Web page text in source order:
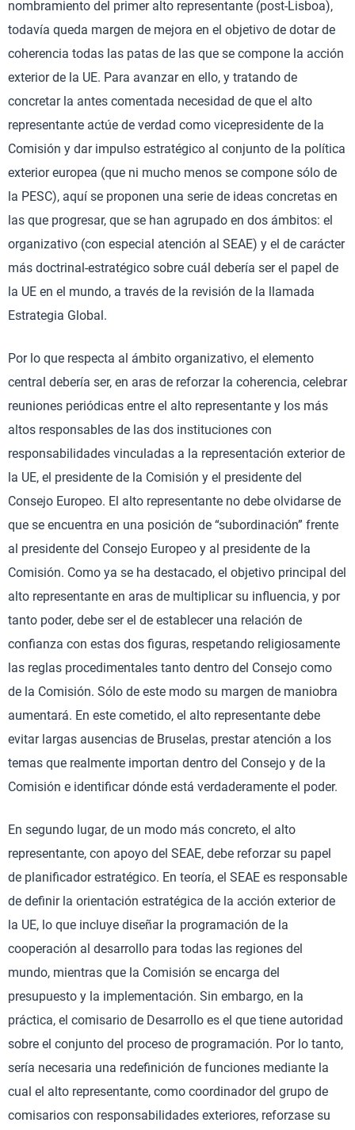
nombramiento del primer alto representante (post-Lisboa),
todavía queda margen de mejora en el objetivo de dotar de
coherencia todas las patas de las que se compone la acción
exterior de la UE. Para avanzar en ello, y tratando de
concretar la antes comentada necesidad de que el alto
representante actúe de verdad como vicepresidente de la
Comisión y dar impulso estratégico al conjunto de la política
exterior europea (que ni mucho menos se compone sólo de
la PESC), aquí se proponen una serie de ideas concretas en
las que progresar, que se han agrupado en dos ámbitos: el
organizativo (con especial atención al SEAE) y el de carácter
más doctrinal-estratégico sobre cuál debería ser el papel de
la UE en el mundo, a través de la revisión de la llamada
Estrategia Global.
Por lo que respecta al ámbito organizativo, el elemento
central debería ser, en aras de reforzar la coherencia, celebrar
reuniones periódicas entre el alto representante y los más
altos responsables de las dos instituciones con
responsabilidades vinculadas a la representación exterior de
la UE, el presidente de la Comisión y el presidente del
Consejo Europeo. El alto representante no debe olvidarse de
que se encuentra en una posición de “subordinación” frente
al presidente del Consejo Europeo y al presidente de la
Comisión. Como ya se ha destacado, el objetivo principal del
alto representante en aras de multiplicar su influencia, y por
tanto poder, debe ser el de establecer una relación de
confianza con estas dos figuras, respetando religiosamente
las reglas procedimentales tanto dentro del Consejo como
de la Comisión. Sólo de este modo su margen de maniobra
aumentará. En este cometido, el alto representante debe
evitar largas ausencias de Bruselas, prestar atención a los
temas que realmente importan dentro del Consejo y de la
Comisión e identificar dónde está verdaderamente el poder.
En segundo lugar, de un modo más concreto, el alto
representante, con apoyo del SEAE, debe reforzar su papel
de planificador estratégico. En teoría, el SEAE es responsable
de definir la orientación estratégica de la acción exterior de
la UE, lo que incluye diseñar la programación de la
cooperación al desarrollo para todas las regiones del
mundo, mientras que la Comisión se encarga del
presupuesto y la implementación. Sin embargo, en la
práctica, el comisario de Desarrollo es el que tiene autoridad
sobre el conjunto del proceso de programación. Por lo tanto,
sería necesaria una redefinición de funciones mediante la
cual el alto representante, como coordinador del grupo de
comisarios con responsabilidades exteriores, reforzase su